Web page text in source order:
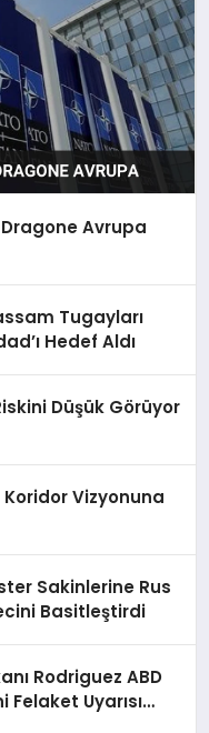
Avrupa
Tugayları
Hedef Aldı
Düşük Görüyor
Vizyonuna
Sakinlerine Rus
Basitleştirdi
Rodriguez ABD
Felaket Uyarısı